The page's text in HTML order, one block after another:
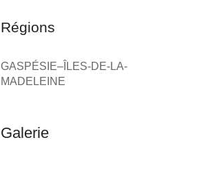
Régions
GASPÉSIE–ÎLES-DE-LA-
MADELEINE